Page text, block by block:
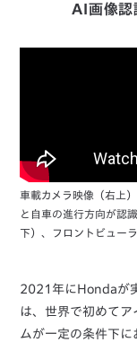
AI画像認
車載カメラ映像（右上
と自車の進行方向が認
下）、フロントビュー
2021年にHondaが
は、世界で初めてア
ムが一定の条件下